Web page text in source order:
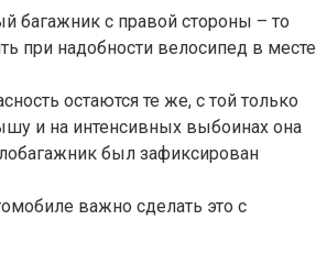
багажник с правой стороны – то
при надобности велосипед в месте
остаются те же, с той только
и на интенсивных выбоинах она
был зафиксирован
важно сделать это с